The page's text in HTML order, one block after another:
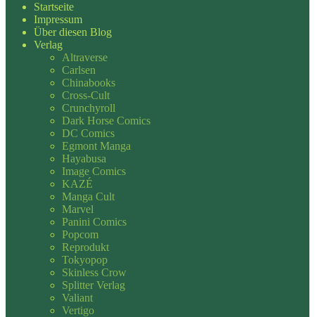
Startseite
Impressum
Über diesen Blog
Verlag
Altraverse
Carlsen
Chinabooks
Cross-Cult
Crunchyroll
Dark Horse Comics
DC Comics
Egmont Manga
Hayabusa
Image Comics
KAZÉ
Manga Cult
Marvel
Panini Comics
Popcom
Reprodukt
Tokyopop
Skinless Crow
Splitter Verlag
Valiant
Vertigo